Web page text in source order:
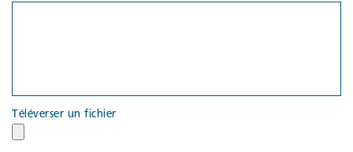
Téléverser un fichier